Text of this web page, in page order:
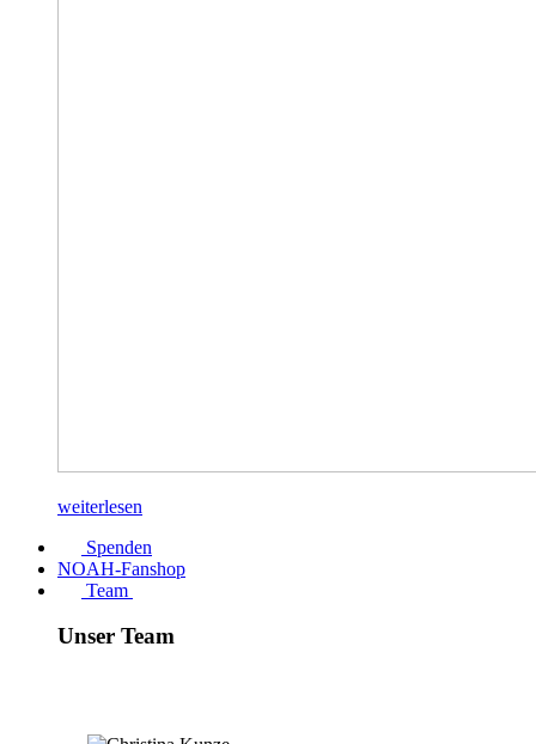
weiterlesen
Spenden
NOAH-Fanshop
Team
Unser Team